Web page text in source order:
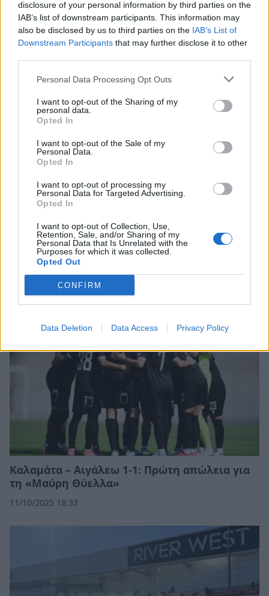
disclosure of your personal information by third parties on the
IAB’s list of downstream participants. This information may
also be disclosed by us to third parties on the IAB’s List of
Downstream Participants that may further disclose it to other
Personal Data Processing Opt Outs
I want to opt-out of the Sharing of my
personal data.
Opted In
I want to opt-out of the Sale of my
Personal Data.
Opted In
I want to opt-out of processing my
Personal Data for Targeted Advertising.
Opted In
I want to opt-out of Collection, Use,
Retention, Sale, and/or Sharing of my
Personal Data that Is Unrelated with the
Purposes for which it was collected.
Opted Out
CONFIRM
Data Deletion Data Access Privacy Policy
Σχετικά Άρθρα
Αιγάλεω – Καλαμάτα 0-2: Η «Μαύρη Θύελλα»
συνεχίζει ασταμάτητη στην κορυφή (video)
13/12/2025 18:43
Καλαμάτα – Αιγάλεω 1-1: Πρώτη απώλεια για
τη «Μαύρη Θύελλα»
11/10/2025 18:33